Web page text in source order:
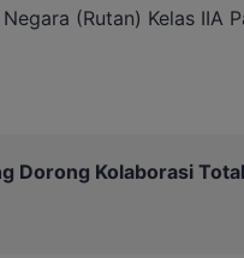
(Rutan) Kelas IIA
Dorong Kolaborasi